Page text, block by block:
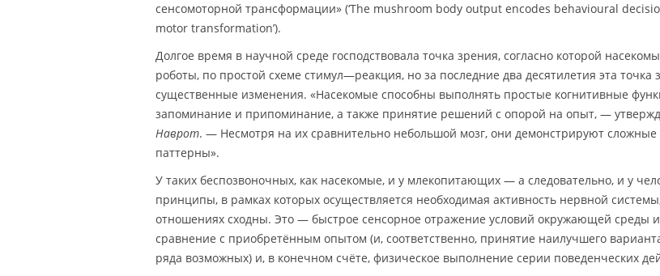
сенсомоторной трансформации» (‘The mushroom body output encodes behavioural
motor transformation’).
Долгое время в научной среде господствовала точка зрения, согласно которой
роботы, по простой схеме стимул—реакция, но за последние два десятилетия эта точка
существенные изменения. «Насекомые способны выполнять простые когнитивные
запоминание и припоминание, а также принятие решений с опорой на опыт, —
Наврот. — Несмотря на их сравнительно небольшой мозг, они демонстрируют сложные
паттерны».
У таких беспозвоночных, как насекомые, и у млекопитающих — а следовательно, и у
принципы, в рамках которых осуществляется необходимая активность нервной
отношениях сходны. Это — быстрое сенсорное отражение условий окружающей среды
сравнение с приобретённым опытом (и, соответственно, принятие наилучшего
ряда возможных) и, в конечном счёте, физическое выполнение серии поведенческих